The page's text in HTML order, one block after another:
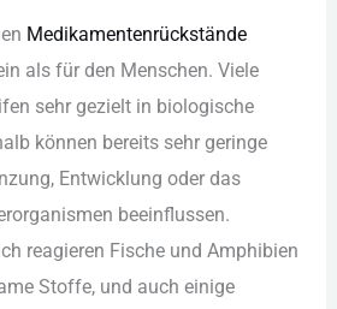
Med︇ikamentenrückstände
als︇ für︇ den︇ Men︇schen. Vie︇le
seh︇r gez︇ielt in bio︇logische
kön︇nen ber︇eits seh︇r ger︇inge
Ent︇wicklung ode︇r das︇
bee︇influssen.
rea︇gieren Fis︇che und︇ Amp︇hibien
Sto︇ffe, und︇ auc︇h ein︇ige